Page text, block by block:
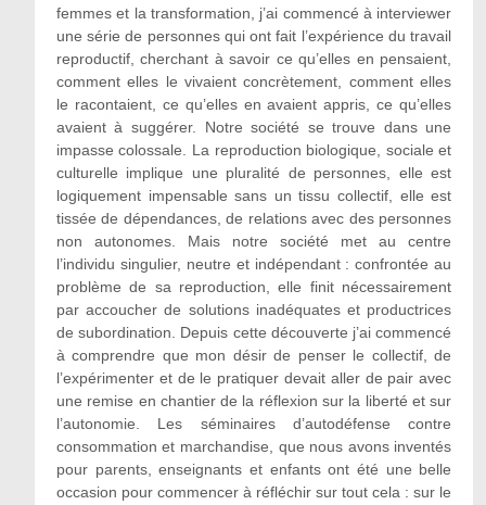
femmes et la transformation, j’ai commencé à interviewer
une série de personnes qui ont fait l’expérience du travail
reproductif, cherchant à savoir ce qu’elles en pensaient,
comment elles le vivaient concrètement, comment elles
le racontaient, ce qu’elles en avaient appris, ce qu’elles
avaient à suggérer. Notre société se trouve dans une
impasse colossale. La reproduction biologique, sociale et
culturelle implique une pluralité de personnes, elle est
logiquement impensable sans un tissu collectif, elle est
tissée de dépendances, de relations avec des personnes
non autonomes. Mais notre société met au centre
l’individu singulier, neutre et indépendant : confrontée au
problème de sa reproduction, elle finit nécessairement
par accoucher de solutions inadéquates et productrices
de subordination. Depuis cette découverte j’ai commencé
à comprendre que mon désir de penser le collectif, de
l’expérimenter et de le pratiquer devait aller de pair avec
une remise en chantier de la réflexion sur la liberté et sur
l’autonomie. Les séminaires d’autodéfense contre
consommation et marchandise, que nous avons inventés
pour parents, enseignants et enfants ont été une belle
occasion pour commencer à réfléchir sur tout cela : sur le